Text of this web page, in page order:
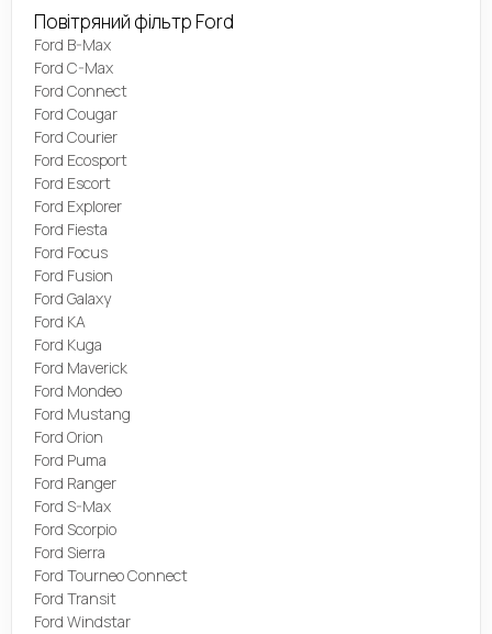
Повітряний фільтр Ford
Ford B-Max
Ford C-Max
Ford Connect
Ford Cougar
Ford Courier
Ford Ecosport
Ford Escort
Ford Explorer
Ford Fiesta
Ford Focus
Ford Fusion
Ford Galaxy
Ford KA
Ford Kuga
Ford Maverick
Ford Mondeo
Ford Mustang
Ford Orion
Ford Puma
Ford Ranger
Ford S-Max
Ford Scorpio
Ford Sierra
Ford Tourneo Connect
Ford Transit
Ford Windstar